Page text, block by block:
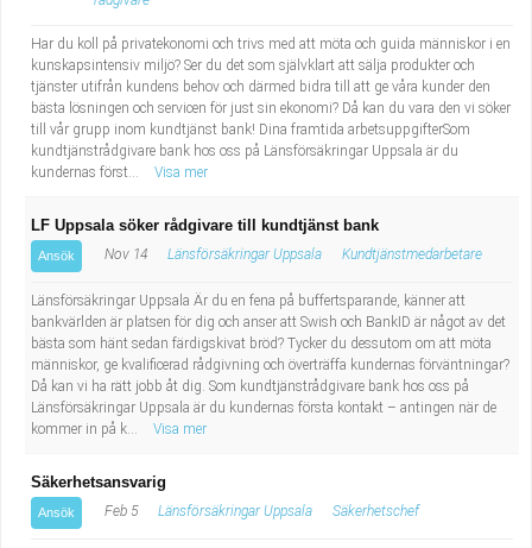
Har du koll på privatekonomi och trivs med att möta och guida människor i en
kunskapsintensiv miljö? Ser du det som självklart att sälja produkter och
tjänster utifrån kundens behov och därmed bidra till att ge våra kunder den
bästa lösningen och servicen för just sin ekonomi? Då kan du vara den vi söker
till vår grupp inom kundtjänst bank! Dina framtida arbetsuppgifterSom
kundtjänstrådgivare bank hos oss på Länsförsäkringar Uppsala är du
kundernas först...
Visa mer
LF Uppsala söker rådgivare till kundtjänst bank
Ansök Nov 14 Länsförsäkringar Uppsala Kundtjänstmedarbetare
Länsförsäkringar Uppsala Är du en fena på buffertsparande, känner att
bankvärlden är platsen för dig och anser att Swish och BankID är något av det
bästa som hänt sedan färdigskivat bröd? Tycker du dessutom om att möta
människor, ge kvalificerad rådgivning och överträffa kundernas förväntningar?
Då kan vi ha rätt jobb åt dig. Som kundtjänstrådgivare bank hos oss på
Länsförsäkringar Uppsala är du kundernas första kontakt – antingen när de
kommer in på k...
Visa mer
Säkerhetsansvarig
Ansök Feb 5 Länsförsäkringar Uppsala Säkerhetschef